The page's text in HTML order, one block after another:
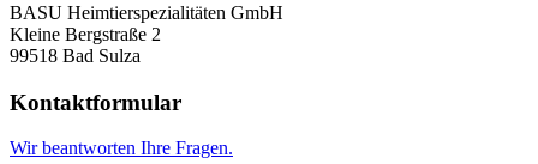
BASU Heimtierspezialitäten GmbH
Kleine Bergstraße 2
99518 Bad Sulza
Kontaktformular
Wir beantworten Ihre Fragen.